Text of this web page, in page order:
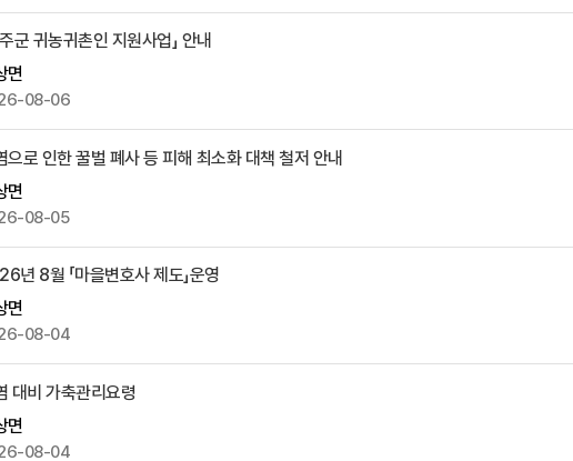
주군 귀농귀촌인 지원사업」 안내
면
08-06
으로 인한 꿀벌 폐사 등 피해 최소화 대책 철저 안내
면
08-05
년 8월 「마을변호사 제도」운영
면
08-04
대비 가축관리요령
면
08-04